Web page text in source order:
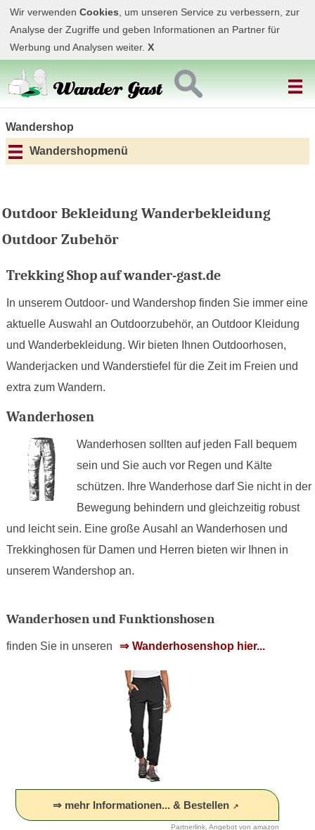
Wir verwenden Cookies , um unseren Service zu verbessern, zur
Analyse der Zugriffe und geben Informationen an Partner für
Werbung und Analysen weiter. X
Wandershop
Wandershopmenü
Outdoor Bekleidung Wanderbekleidung
Outdoor Zubehör
Trekking Shop auf wander-gast.de
In unserem Outdoor- und Wandershop finden Sie immer eine
aktuelle Auswahl an Outdoorzubehör, an Outdoor Kleidung
und Wanderbekleidung. Wir bieten Ihnen Outdoorhosen,
Wanderjacken und Wanderstiefel für die Zeit im Freien und
extra zum Wandern.
Wanderhosen
Wanderhosen sollten auf jeden Fall bequem
sein und Sie auch vor Regen und Kälte
schützen. Ihre Wanderhose darf Sie nicht in der
Bewegung behindern und gleichzeitig robust
und leicht sein. Eine große Ausahl an Wanderhosen und
Trekkinghosen für Damen und Herren bieten wir Ihnen in
unserem Wandershop an.
Wanderhosen und Funktionshosen
finden Sie in unseren Wanderhosenshop hier...
⇒ mehr Informationen... & Bestellen
Partnerlink, Angebot von amazon